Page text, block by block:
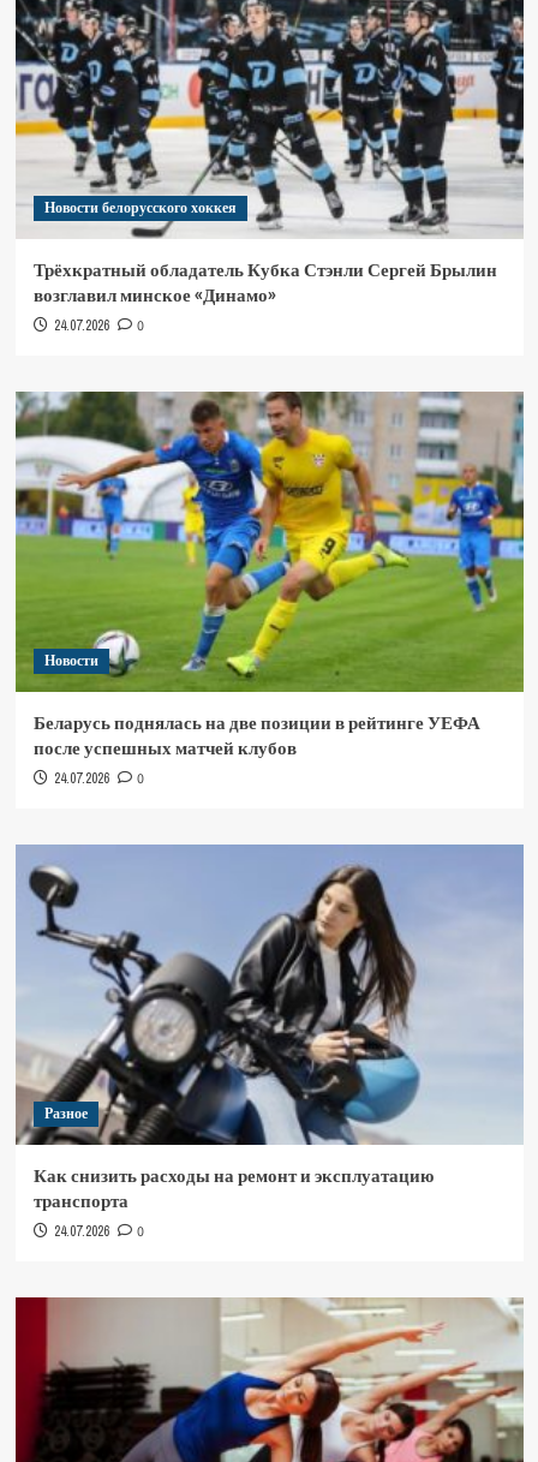
Новости белорусского хоккея
Трёхкратный обладатель Кубка Стэнли Сергей Брылин
возглавил минское «Динамо»
24.07.2026 0
Новости
Беларусь поднялась на две позиции в рейтинге УЕФА
после успешных матчей клубов
24.07.2026 0
Разное
Как снизить расходы на ремонт и эксплуатацию
транспорта
24.07.2026 0